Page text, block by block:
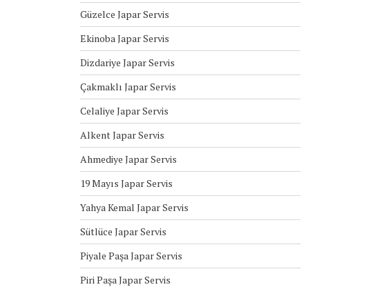
Güzelce Japar Servis
Ekinoba Japar Servis
Dizdariye Japar Servis
Çakmaklı Japar Servis
Celaliye Japar Servis
Alkent Japar Servis
Ahmediye Japar Servis
19 Mayıs Japar Servis
Yahya Kemal Japar Servis
Sütlüce Japar Servis
Piyale Paşa Japar Servis
Piri Paşa Japar Servis